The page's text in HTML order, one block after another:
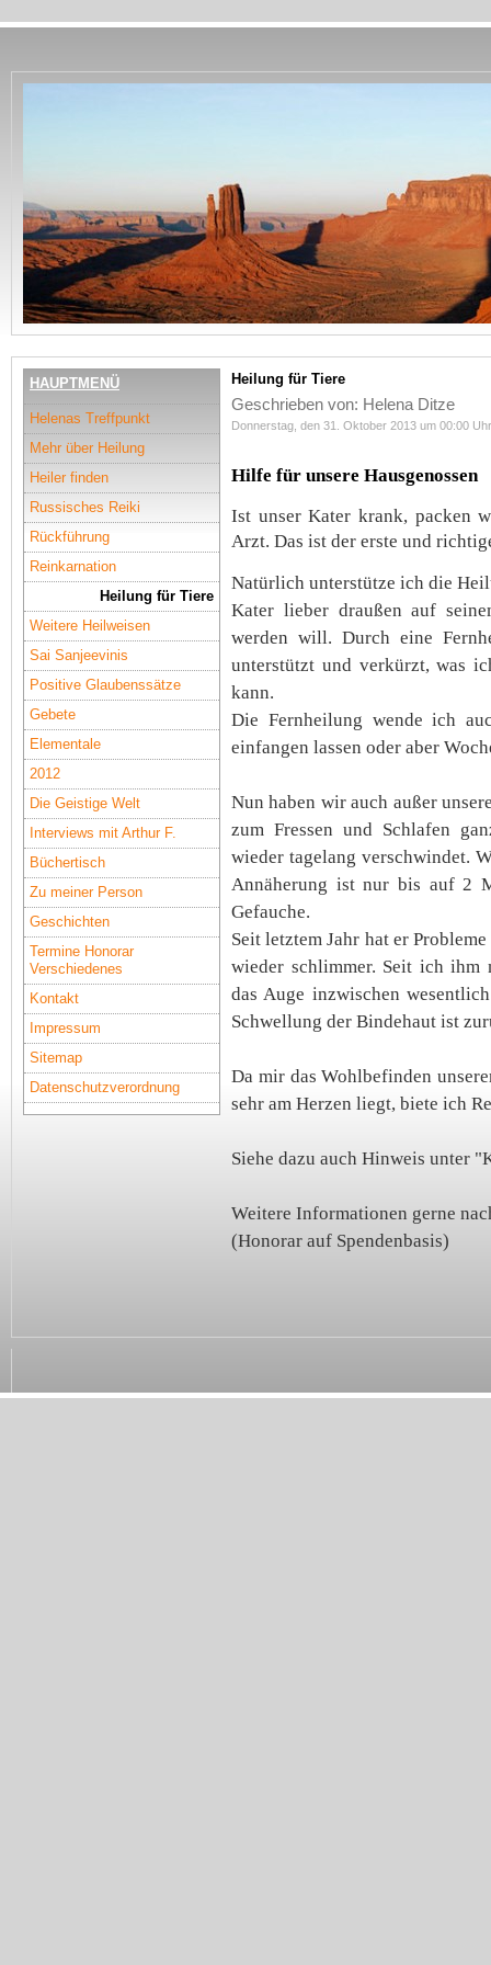
HAUPTMENÜ
Helenas Treffpunkt
Mehr über Heilung
Heiler finden
Russisches Reiki
Rückführung
Reinkarnation
Heilung für Tiere
Weitere Heilweisen
Sai Sanjeevinis
Positive Glaubenssätze
Gebete
Elementale
2012
Die Geistige Welt
Interviews mit Arthur F.
Büchertisch
Zu meiner Person
Geschichten
Termine Honorar
Verschiedenes
Kontakt
Impressum
Sitemap
Datenschutzverordnung
Heilung für Tiere
Geschrieben von: Helena Ditze
Donnerstag, den 31. Oktober 2013 um 00:00 Uhr
Hilfe für unsere Hausgenossen
Ist unser Kater krank, packen
Arzt. Das ist der erste und
Natürlich unterstütze ich die
Kater lieber draußen auf
werden will. Durch eine
unterstützt und verkürzt, was
kann.
Die Fernheilung wende ich
einfangen lassen oder aber
Nun haben wir auch außer
zum Fressen und Schlafen
wieder tagelang verschwindet.
Annäherung ist nur bis auf 2
Gefauche.
Seit letztem Jahr hat er
wieder schlimmer. Seit ich ihm
das Auge inzwischen
Schwellung der Bindehaut ist
Da mir das Wohlbefinden
sehr am Herzen liegt, biete ich
Siehe dazu auch Hinweis unter
Weitere Informationen gerne
(Honorar auf Spendenbasis)